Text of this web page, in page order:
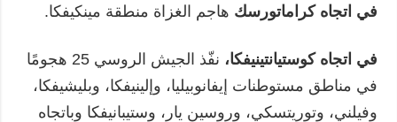
في اتجاه كراماتورسك هاجم الغزاة منطقة مينكيفكا.
في اتجاه كوستيانتينيفكا،
نفّذ الجيش الروسي 25 هجومًا
في مناطق مستوطنات إيفانوبيليا، وإلينيفكا، وبليشيفكا،
وفيلني، وتوريتسكي، وروسين يار، وستيبانيفكا وباتجاه